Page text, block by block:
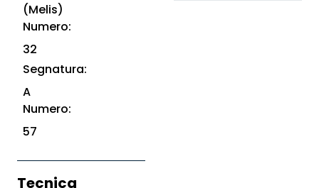
(Melis)
Numero:
32
Segnatura:
A
Numero:
57
Tecnica